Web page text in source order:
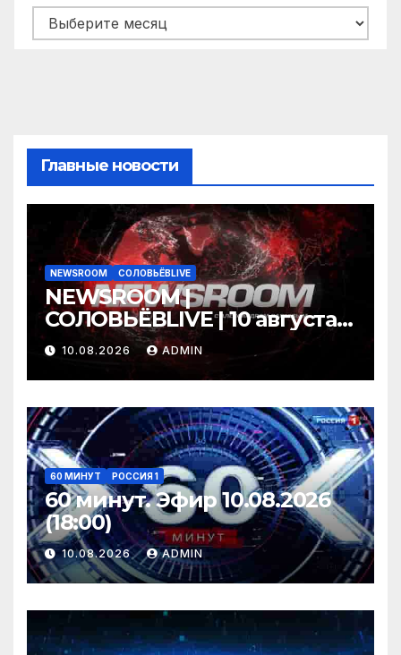
Архивы
Главные новости
NEWSROOM СОЛОВЬЁВLIVE
NEWSROOM |
СОЛОВЬЁВLIVE | 10 августа
2026 года
10.08.2026 ADMIN
60 МИНУТ РОССИЯ 1
60 минут. Эфир 10.08.2026
(18:00)
10.08.2026 ADMIN